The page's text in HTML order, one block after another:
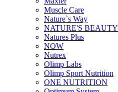
Muscle Care
Nature`s Way
NATURE'S BEAUTY
Natures Plus
NOW
Nutrex
Olimp Labs
Olimp Sport Nutrition
ONE NUTRITION